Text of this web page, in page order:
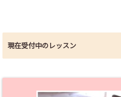
現在受付中のレッスン